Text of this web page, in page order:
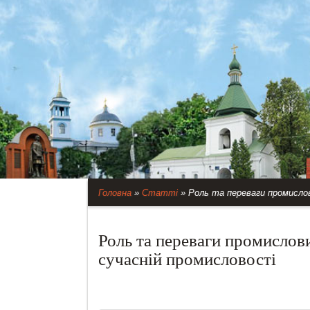
Головна» Статті» Роль та переваги
Роль та переваги
сучасній промисловості